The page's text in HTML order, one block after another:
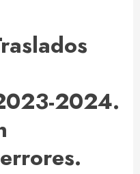
2024.